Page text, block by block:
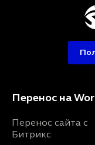
Перенос на
Перенос сайта с
Битрикс